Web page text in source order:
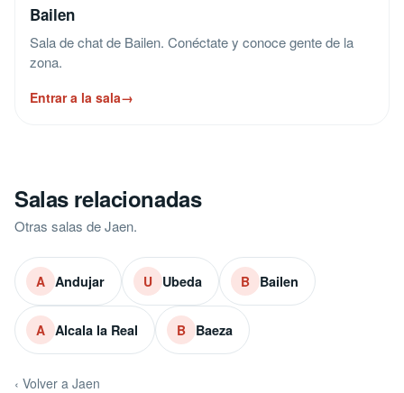
Bailen
Sala de chat de Bailen. Conéctate y conoce gente de la
zona.
Entrar a la sala→
Salas relacionadas
Otras salas de Jaen.
A Andujar U Ubeda B Bailen
A Alcala la Real B Baeza
‹ Volver a Jaen